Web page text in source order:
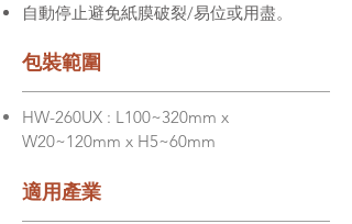
自動停止避免紙膜破裂/易位或用盡。
包裝範圍
HW-260UX : L100~320mm x
W20~120mm x H5~60mm
適用產業